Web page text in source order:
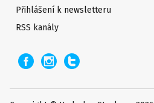
Přihlášení k newsletteru
RSS kanály